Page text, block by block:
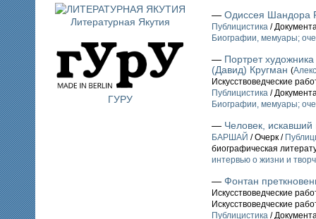
Литературная Якутия
ГУРУ
— Одиссея Шандора
Публицистика /
Биографии, мемуары;
— Портрет
(Давид) Кругман (
Искусствоведческие
Публицистика /
Биографии, мемуары;
— Человек,
БАРШАЙ / Очерк /
биографическая
интервью о жизни и
— Фонтан
Искусствоведческие
Искусствоведческие
Публицистика /